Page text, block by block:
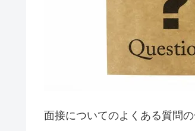
面接についてのよくある質問の